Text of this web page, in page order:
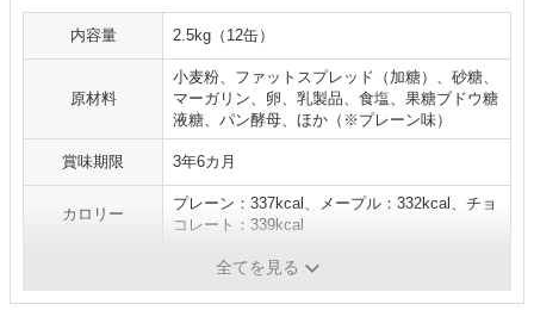
内容量 2.5kg（12缶）
原材料
小麦粉、ファットスプレッド（加糖）、砂糖、
マーガリン、卵、乳製品、食塩、果糖ブドウ糖
液糖、パン酵母、ほか（※プレーン味）
賞味期限 3年6カ月
カロリー
プレーン：337kcal、メープル：332kcal、チョ
コレート：339kcal
プレーン、メープル、チョコレート
全てを見る